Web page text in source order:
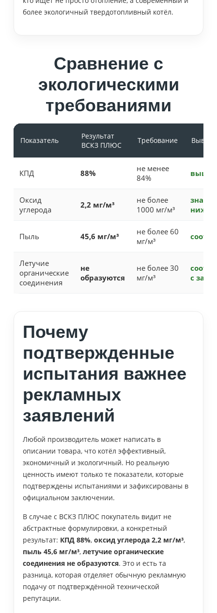
более экологичный твердотопливный котёл.
Сравнение с
экологическими
требованиями
Показатель
Результат
ВСКЗ ПЛЮС
Требование Вывод
КПД 88%
не менее
84%
выше
Оксид
углерода
2,2 мг/м³
не более
1000 мг/м³
ниже
Пыль 45,6 мг/м³
не более 60
мг/м³
Летучие
органические
соединения
не
образуются
не более 30
мг/м³
с
Почему
подтвержденные
испытания важнее
рекламных
заявлений
Любой производитель может написать в
описании товара, что котёл эффективный,
экономичный и экологичный. Но реальную
ценность имеют только те показатели, которые
подтверждены испытаниями и зафиксированы в
официальном заключении.
В случае с ВСКЗ ПЛЮС покупатель видит не
абстрактные формулировки, а конкретный
результат: КПД 88%, оксид углерода 2,2 мг/м³,
пыль 45,6 мг/м³, летучие органические
соединения не образуются. Это и есть та
разница, которая отделяет обычную рекламную
подачу от подтверждённой технической
репутации.